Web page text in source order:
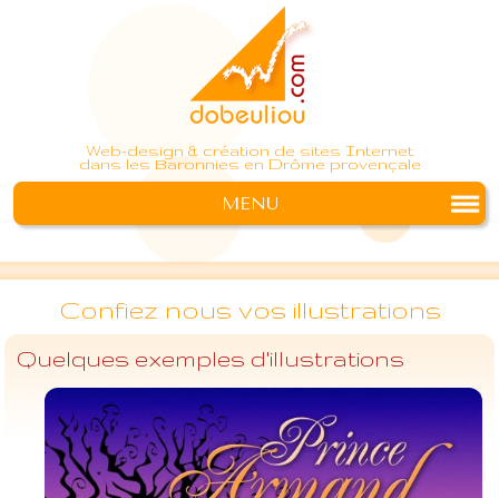
Web-design & création de sites Internet
dans les Baronnies en Drôme provençale
MENU
Confiez nous vos illustrations
Quelques exemples d'illustrations